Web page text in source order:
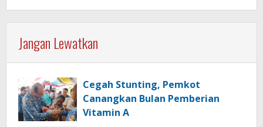
Jangan Lewatkan
Cegah Stunting, Pemkot
Canangkan Bulan Pemberian
Vitamin A